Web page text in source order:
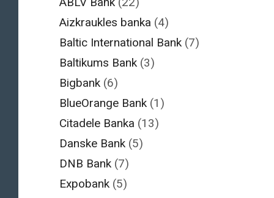
Aizkraukles banka (4)
Baltic International Bank (7)
Baltikums Bank (3)
Bigbank (6)
BlueOrange Bank (1)
Citadele Banka (13)
Danske Bank (5)
DNB Bank (7)
Expobank (5)